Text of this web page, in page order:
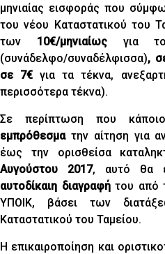
μηνιαίας εισφοράς που
του νέου Καταστατικού του
των 10€/μηνιαίως για
(συνάδελφο/συναδέλφισσα),
σε 7€για τα τέκνα,
περισσότερα τέκνα).
Σε περίπτωση που
εμπρόθεσματην αίτηση για
έως την ορισθείσα
Αυγούστου 2017, αυτό θα
αυτοδίκαιη διαγραφήτου από
ΥΠΟΙΚ, βάσει των
Καταστατικού του Ταμείου.
Η επικαιροποίηση και